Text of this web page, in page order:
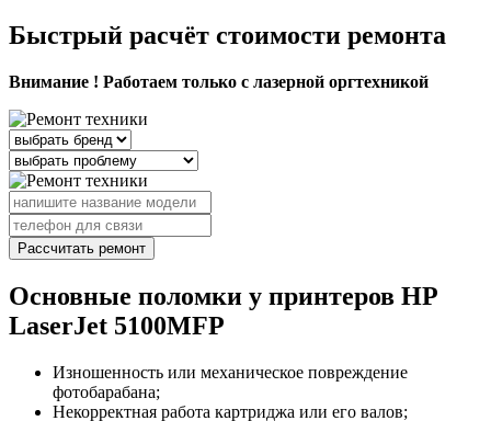
Быстрый расчёт стоимости ремонта
Внимание ! Работаем только с лазерной оргтехникой
Рассчитать ремонт
Основные поломки у принтеров HP
LaserJet 5100MFP
Изношенность или механическое повреждение
фотобарабана;
Некорректная работа картриджа или его валов;